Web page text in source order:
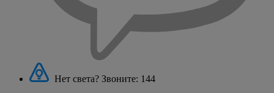
Нет света? Звоните: 144